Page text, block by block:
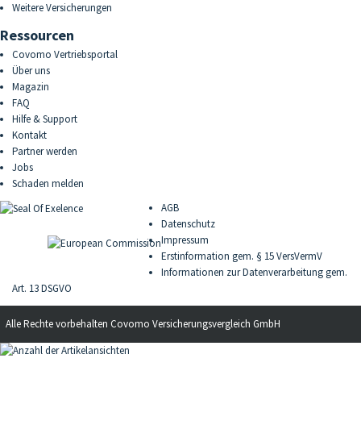
Weitere Versicherungen
Ressourcen
Covomo Vertriebsportal
Über uns
Magazin
FAQ
Hilfe & Support
Kontakt
Partner werden
Jobs
Schaden melden
AGB
Datenschutz
Impressum
Erstinformation gem. § 15 VersVermV
Informationen zur Datenverarbeitung gem.
Art. 13 DSGVO
Alle Rechte vorbehalten Covomo Versicherungsvergleich GmbH